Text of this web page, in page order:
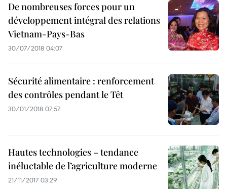
De nombreuses forces pour un
développement intégral des relations
Vietnam-Pays-Bas
30/07/2018 04:07
Sécurité alimentaire : renforcement
des contrôles pendant le Têt
30/01/2018 07:57
Hautes technologies – tendance
inéluctable de l’agriculture moderne
21/11/2017 03:29